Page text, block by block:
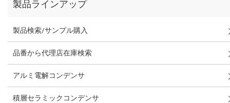
製品ラインアップ
製品検索/サンプル購入
品番から代理店在庫検索
アルミ電解コンデンサ
積層セラミックコンデンサ